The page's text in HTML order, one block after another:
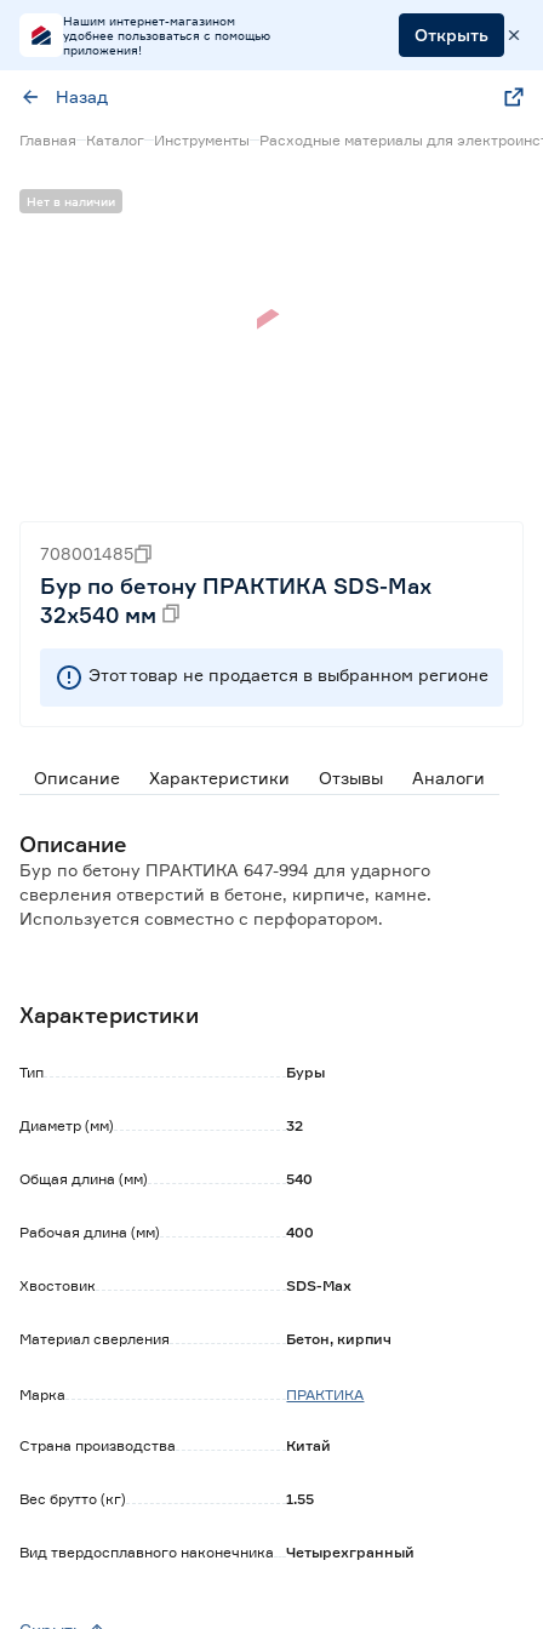
Нашим интернет-магазином
удобнее пользоваться с помощью
приложения!
Открыть
Назад
Главная Каталог Инструменты Расходные материалы для
Нет в наличии
708001485
Бур по бетону ПРАКТИКА SDS-Max
32х540 мм
Этот товар не продается в выбранном регионе
Описание Характеристики Отзывы Аналоги
Описание
Бур по бетону ПРАКТИКА 647-994 для ударного
сверления отверстий в бетоне, кирпиче, камне.
Используется совместно с перфоратором.
- паяная режущая часть крестовидной формы;
бурения;
Характеристики
Тип Буры
Диаметр (мм) 32
Общая длина (мм) 540
Рабочая длина (мм) 400
Хвостовик SDS-Max
Материал сверления Бетон, кирпич
Марка ПРАКТИКА
Страна производства Китай
Вес брутто (кг) 1.55
Вид твердосплавного наконечника Четырехгранный